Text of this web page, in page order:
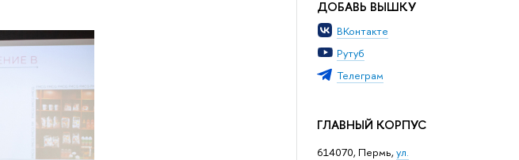
ДОБАВЬ ВЫШКУ
ВКонтакте
Рутуб
Телеграм
ГЛАВНЫЙ КОРПУС
614070, Пермь,ул.